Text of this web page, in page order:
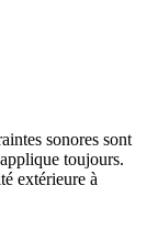
sonores sont
toujours.
extérieure à